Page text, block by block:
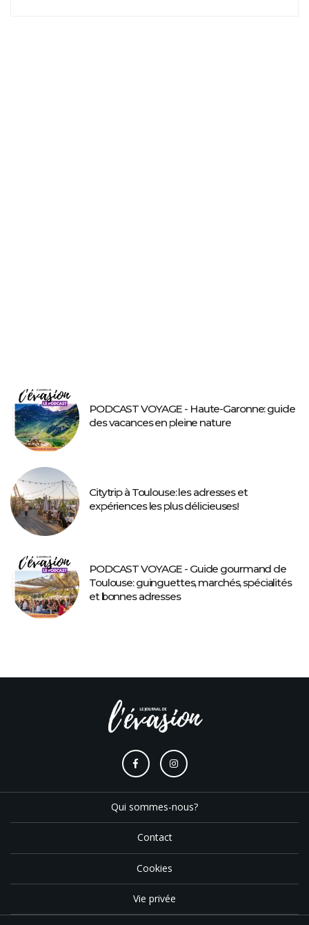
PODCAST VOYAGE - Haute-Garonne: guide
des vacances en pleine nature
Citytrip à Toulouse: les adresses et
expériences les plus délicieuses!
PODCAST VOYAGE - Guide gourmand de
Toulouse: guinguettes, marchés, spécialités
et bonnes adresses
Qui sommes-nous?
Contact
Cookies
Vie privée